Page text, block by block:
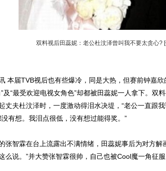
双料视后田蕊妮：老公杜汶泽曾叫我不要太贪心?
届TVB视后也有些爆冷，同是大热，但赛前钟嘉欣
及“最受欢迎电视女角色”却都被田蕊妮一人拿下。双
丈夫杜汶泽时，一度激动得泪水决堤，“老公一直跟
没有想。我泪点很低，没有想过能得奖。”
智霖在台上流露出不满情绪，田蕊妮事后为对方解
么说。”并大赞张智霖很帅，自己也被Cool魔一角征服